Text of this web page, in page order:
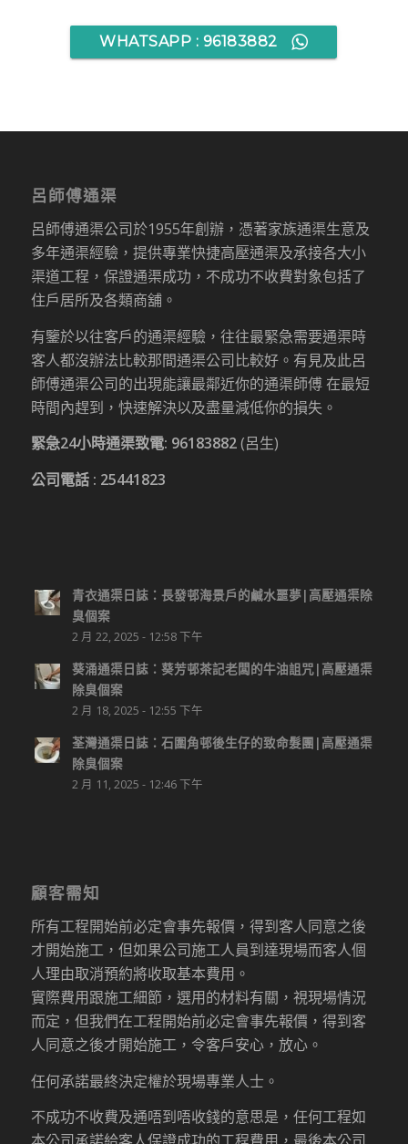
WHATSAPP : 96183882
呂師傅通渠
呂師傅通渠公司於1955年創辦，憑著家族通渠生意及
多年通渠經驗，提供專業快捷高壓通渠及承接各大小
渠道工程，保證通渠成功，不成功不收費對象包括了
住戶居所及各類商舖。
有鑒於以往客戶的通渠經驗，往往最緊急需要通渠時
客人都沒辦法比較那間通渠公司比較好。有見及此呂
師傅通渠公司的出現能讓最鄰近你的通渠師傅 在最短
時間內趕到，快速解決以及盡量減低你的損失。
緊急24小時通渠致電: 96183882(呂生)
公司電話 : 25441823
青衣通渠日誌：長發邨海景戶的鹹水噩夢|高壓通渠除
臭個案
2 月 22, 2025 - 12:58 下午
葵涌通渠日誌：葵芳邨茶記老闆的牛油詛咒|高壓通渠
除臭個案
2 月 18, 2025 - 12:55 下午
荃灣通渠日誌：石圍角邨後生仔的致命髮團|高壓通渠
除臭個案
2 月 11, 2025 - 12:46 下午
顧客需知
所有工程開始前必定會事先報價，得到客人同意之後
才開始施工，但如果公司施工人員到達現場而客人個
人理由取消預約將收取基本費用。
實際費用跟施工細節，選用的材料有關，視現場情況
而定，但我們在工程開始前必定會事先報價，得到客
人同意之後才開始施工，令客戶安心，放心。
任何承諾最終決定權於現場專業人士。
不成功不收費及通唔到唔收錢的意思是，任何工程如